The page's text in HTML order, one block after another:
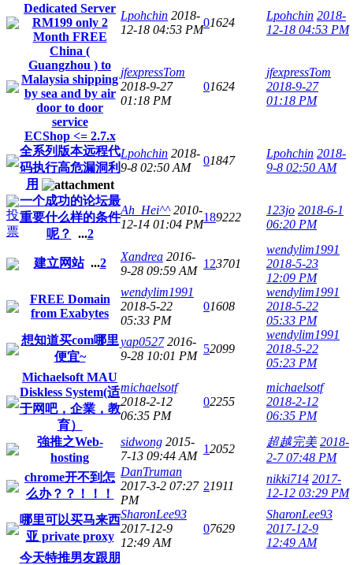
Dedicated Server
RM199 only 2
Month FREE
Lpohchin 2018-
12-18 04:53 PM
01624
Lpohchin 2018-
12-18 04:53 PM
China (
Guangzhou ) to
Malaysia shipping
by sea and by air
door to door
service
jfexpressTom
2018-9-27
01:18 PM
01624
jfexpressTom
2018-9-27
01:18 PM
ECShop <= 2.7.x
全系列版本远程代
码执行高危漏洞利
用
Lpohchin 2018-
9-8 02:50 AM
01847
Lpohchin 2018-
9-8 02:50 AM
一个成功的论坛最
重要什么样的条件
呢？
...2
Ah_Hei^^ 2010-
12-14 01:04 PM
189222
123jo 2018-6-1
06:20 PM
建立网站 ...2 Xandrea 2016-
9-28 09:59 AM
123701
wendylim1991
2018-5-23
12:09 PM
FREE Domain
from Exabytes
wendylim1991
2018-5-22
05:33 PM
01608
wendylim1991
2018-5-22
05:33 PM
想知道买com哪里
便宜~
yap0527 2016-
9-28 10:01 PM
52099
wendylim1991
2018-5-22
05:23 PM
Michaelsoft MAU
Diskless System(适
于网吧，企業，教
育）
michaelsotf
2018-2-12
06:35 PM
02255
michaelsotf
2018-2-12
06:35 PM
強推之Web-
hosting
sidwong 2015-
7-13 09:44 AM
12052
超越完美 2018-
2-7 07:48 PM
chrome开不到怎
么办？？！！！
DanTruman
2017-3-2 07:27
PM
21911
nikki714 2017-
12-12 03:29 PM
哪里可以买马来西
亚 private proxy
SharonLee93
2017-12-9
12:49 AM
07629
SharonLee93
2017-12-9
12:49 AM
今天特推男友跟朋